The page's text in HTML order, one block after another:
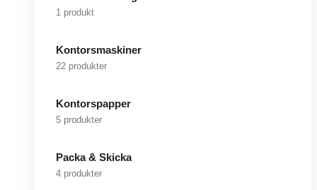
1 produkt
Kontorsmaskiner
22 produkter
Kontorspapper
5 produkter
Packa & Skicka
4 produkter